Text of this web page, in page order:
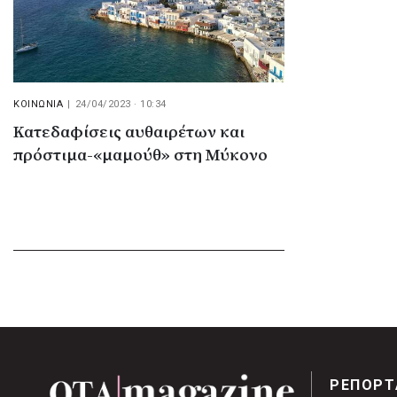
ΚΟΙΝΩΝΙΑ | 24/04/2023 · 10:34
Κατεδαφίσεις αυθαιρέτων και
πρόστιμα-«μαμούθ» στη Μύκονο